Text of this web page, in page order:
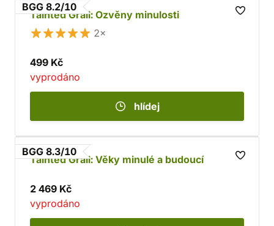
BGG 8.2/10
Tainted Grail: Ozvěny minulosti
2×
499 Kč
vyprodáno
hlídej
BGG 8.3/10
Tainted Grail: Věky minulé a budoucí
2 469 Kč
vyprodáno